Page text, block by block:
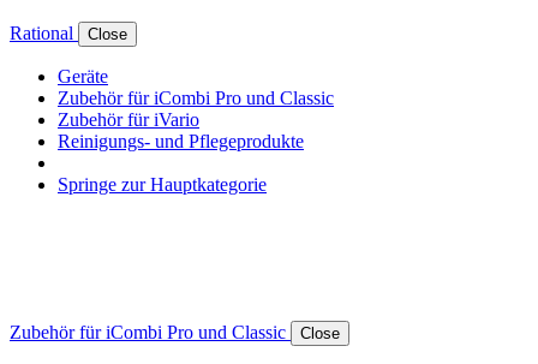
Rational Close
Geräte
Zubehör für iCombi Pro und Classic
Zubehör für iVario
Reinigungs- und Pflegeprodukte
Springe zur Hauptkategorie
Zubehör für iCombi Pro und Classic Close